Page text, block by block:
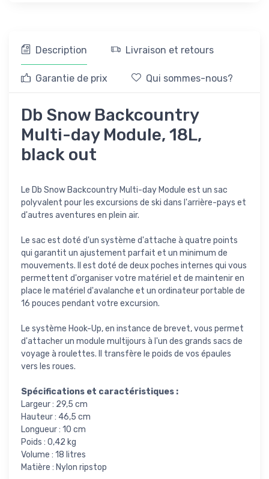
Description Livraison et retours
Garantie de prix Qui sommes-nous?
Db Snow Backcountry
Multi-day Module, 18L,
black out
Le Db Snow Backcountry Multi-day Module est un sac
polyvalent pour les excursions de ski dans l'arrière-pays et
d'autres aventures en plein air.
Le sac est doté d'un système d'attache à quatre points
qui garantit un ajustement parfait et un minimum de
mouvements. Il est doté de deux poches internes qui vous
permettent d'organiser votre matériel et de maintenir en
place le matériel d'avalanche et un ordinateur portable de
16 pouces pendant votre excursion.
Le système Hook-Up, en instance de brevet, vous permet
d'attacher un module multijours à l'un des grands sacs de
voyage à roulettes. Il transfère le poids de vos épaules
vers les roues.
Spécifications et caractéristiques :
Largeur : 29,5 cm
Hauteur : 46,5 cm
Longueur : 10 cm
Poids : 0,42 kg
Volume : 18 litres
Matière : Nylon ripstop